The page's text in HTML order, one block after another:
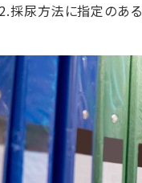
方法に指定のある尿